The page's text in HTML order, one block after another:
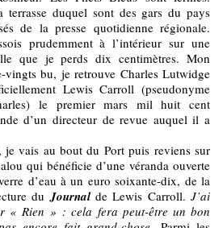
terrasse duquel sont des gars du pays
de la presse quotidienne régionale.
prudemment à l’intérieur sur une
que je perds dix centimètres. Mon
vingts bu, je retrouve Charles Lutwidge
Lewis Carroll (pseudonyme
le premier mars mil huit cent
d’un directeur de revue auquel il a
je vais au bout du Port puis reviens sur
qui bénéficie d’une véranda ouverte
d’eau à un euro soixante-dix, de la
du Journalde Lewis Carroll.J’ai
« Rien » : cela fera peut-être un bon